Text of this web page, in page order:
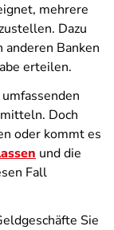
mehrere
Dazu
Banken
erteilen.
Doch
oder kommt es
und die
Fall
Sie